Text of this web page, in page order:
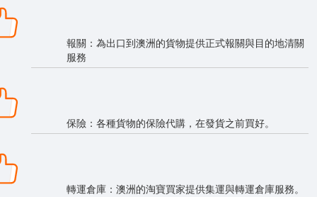
報關：為出口到澳洲的貨物提供正式報關與目的地清關
服務
保險：各種貨物的保險代購，在發貨之前買好。
轉運倉庫：澳洲的淘寶買家提供集運與轉運倉庫服務。